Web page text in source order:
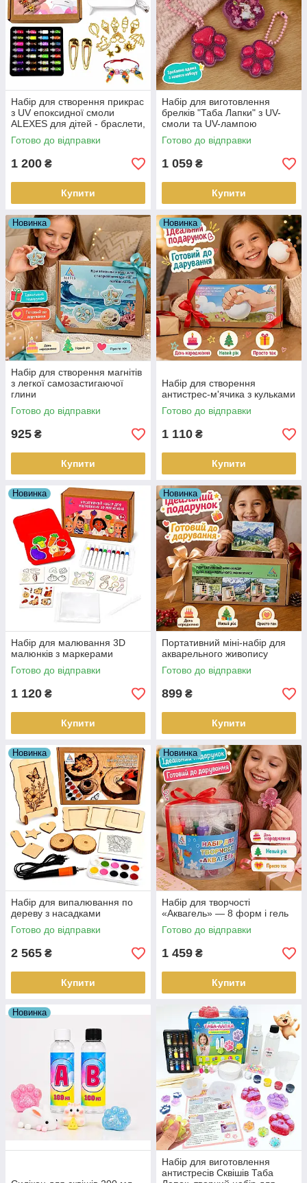
Набір для створення прикрас
з UV епоксидної смоли
ALEXES для дітей - браслети,
кулони, заколки для
початківців доросхих і дітей
Готово до відправки
1 200 ₴
Купити
Набір для виготовлення
брелків "Таба Лапки" з UV-
смоли та UV-лампою
Готово до відправки
1 059 ₴
Купити
Новинка
Набір для створення магнітів
з легкої самозастигаючої
глини
Готово до відправки
925 ₴
Купити
Новинка
Набір для створення
антистрес-м'ячика з кульками
Готово до відправки
1 110 ₴
Купити
Новинка
Набір для малювання 3D
малюнків з маркерами
Готово до відправки
1 120 ₴
Купити
Новинка
Портативний міні-набір для
акварельного живопису
Готово до відправки
899 ₴
Купити
Новинка
Набір для випалювання по
дереву з насадками
Готово до відправки
2 565 ₴
Купити
Новинка
Набір для творчості
«Аквагель» — 8 форм і гель
Готово до відправки
1 459 ₴
Купити
Новинка
Набір для виготовлення
антистресів Сквішів Таба